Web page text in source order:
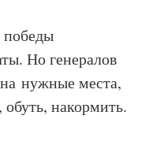
победы
Но генералов
нужные места,
накормить.